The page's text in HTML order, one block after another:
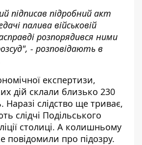
підписав підробний акт
палива військовій
розпорядився ними
- розповідають в
експертизи,
дій склали близько 230
Наразі слідство ще триває,
слідчі Подільського
столиці. А колишньому
повідомили про підозру.